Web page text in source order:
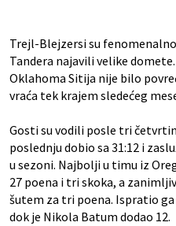
Trejl-Blejzersi su
Tandera najavili velike
Oklahoma Sitija nije bilo
vraća tek krajem sledećeg
Gosti su vodili posle tri
poslednju dobio sa 31:12 i
u sezoni. Najbolji u timu iz
27 poena i tri skoka, a
šutem za tri poena. Ispratio ga
dok je Nikola Batum dodao 12.